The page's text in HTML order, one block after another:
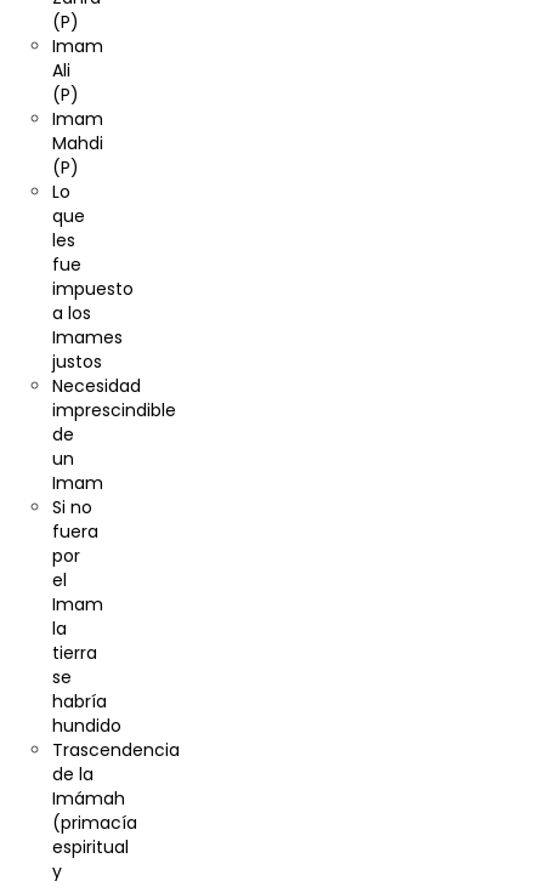
(P)
Imam
Ali
(P)
Imam
Mahdi
(P)
Lo
que
les
fue
impuesto
a los
Imames
justos
Necesidad
imprescindible
de
un
Imam
Si no
fuera
por
el
Imam
la
tierra
se
habría
hundido
Trascendencia
de la
Imámah
(primacía
espiritual
y